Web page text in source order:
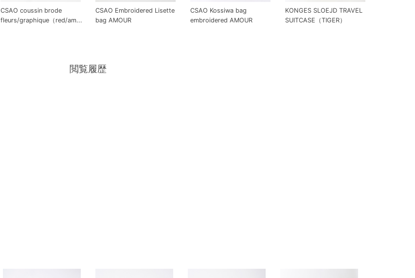
CSAO coussin brode
fleurs/graphique（red/am...
CSAO Embroidered Lisette
bag AMOUR
CSAO Kossiwa bag
embroidered AMOUR
KONGES SLOEJD TRAVEL
SUITCASE（TIGER）
閲覧履歴